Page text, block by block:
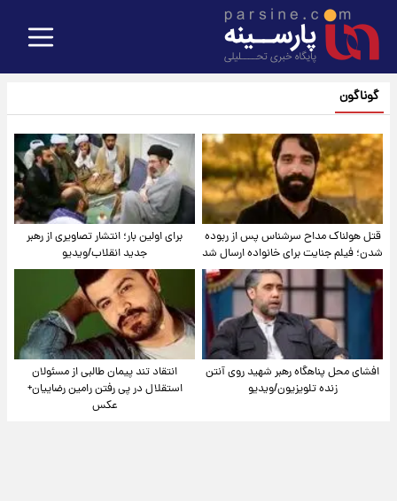
گوناگون
قتل هولناک مداح سرشناس پس از ربوده
شدن؛ فیلم جنایت برای خانواده ارسال شد
برای اولین بار؛ انتشار تصاویری از رهبر
جدید انقلاب/ویدیو
افشای محل پناهگاه‌ رهبر شهید روی آنتن
زنده تلویزیون/ویدیو
انتقاد تند پیمان طالبی از مسئولان
استقلال در پی رفتن رامین رضاییان+
عکس